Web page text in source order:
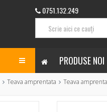
0751.132.249
PRODUSE NOI
Teava amprentata Teava